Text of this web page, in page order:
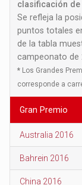
clasificación de
Se refleja la
puntos totales
de la tabla
campeonato de
* Los Grandes
corresponde a
Gran Premio
Australia 2016
Bahrein 2016
China 2016